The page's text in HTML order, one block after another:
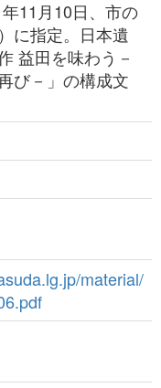
11月10日、市の
に指定。日本遺
益田を味わう－
び－」の構成文
material/